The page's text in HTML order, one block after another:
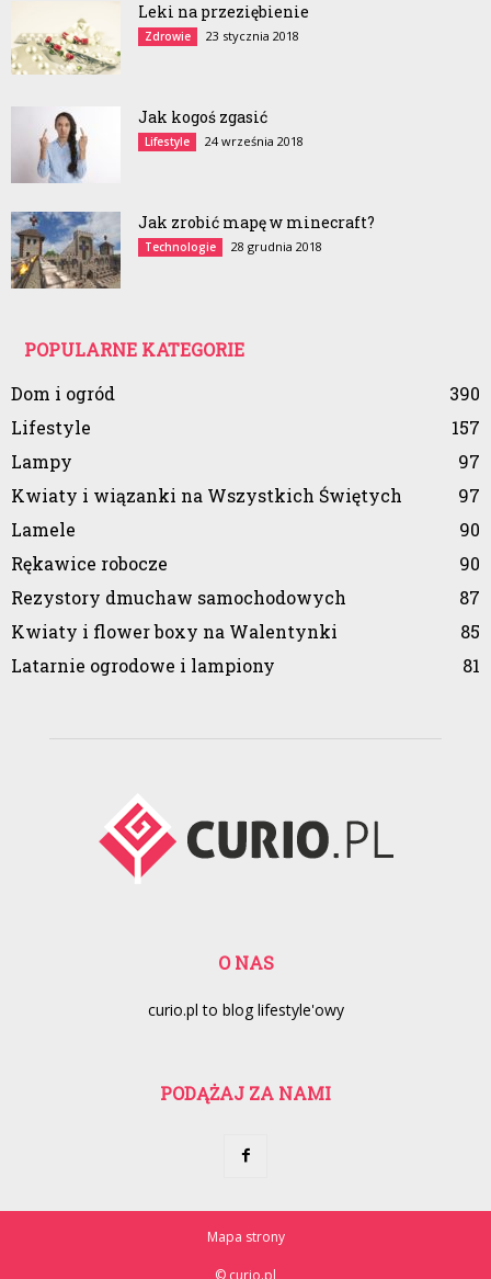
Leki na przeziębienie
Zdrowie 23 stycznia 2018
Jak kogoś zgasić
Lifestyle 24 września 2018
Jak zrobić mapę w minecraft?
Technologie 28 grudnia 2018
POPULARNE KATEGORIE
Dom i ogród
390
Lifestyle
157
Lampy
97
Kwiaty i wiązanki na Wszystkich Świętych
97
Lamele
90
Rękawice robocze
90
Rezystory dmuchaw samochodowych
87
Kwiaty i flower boxy na Walentynki
85
Latarnie ogrodowe i lampiony
81
O NAS
curio.pl to blog lifestyle'owy
PODĄŻAJ ZA NAMI
Mapa strony